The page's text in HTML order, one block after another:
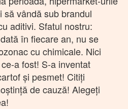
vândă sub brandul
aditivi. Sfatul nostru:
în fiecare an, nu se
cu chimicale. Nici
a fost! S-a inventat
și pesmet! Citiți
de cauză! Alegeți